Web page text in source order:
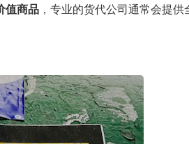
值商品 ，专业的货代公司通常会提供